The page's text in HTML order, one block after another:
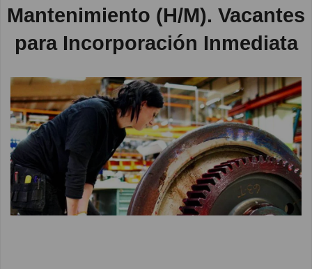
Mantenimiento (H/M). Vacantes
para Incorporación Inmediata